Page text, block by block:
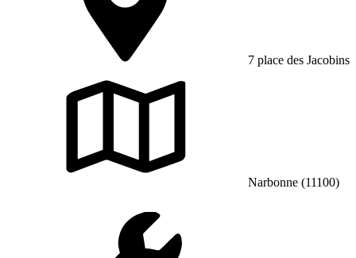
7 place des Jacobins
Narbonne (11100)